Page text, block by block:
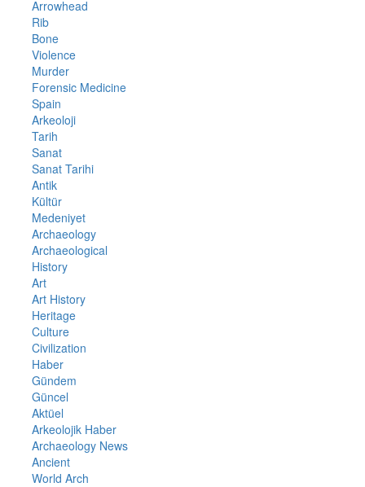
Arrowhead
Rib
Bone
Violence
Murder
Forensic Medicine
Spain
Arkeoloji
Tarih
Sanat
Sanat Tarihi
Antik
Kültür
Medeniyet
Archaeology
Archaeological
History
Art
Art History
Heritage
Culture
Civilization
Haber
Gündem
Güncel
Aktüel
Arkeolojik Haber
Archaeology News
Ancient
World Arch